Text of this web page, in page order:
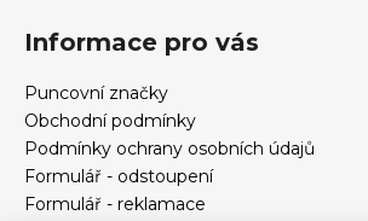
Informace pro vás
Puncovní značky
Obchodní podmínky
Podmínky ochrany osobních údajů
Formulář - odstoupení
Formulář - reklamace